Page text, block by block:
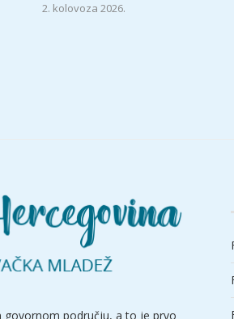
2. kolovoza 2026.
govornom području, a to je prvo